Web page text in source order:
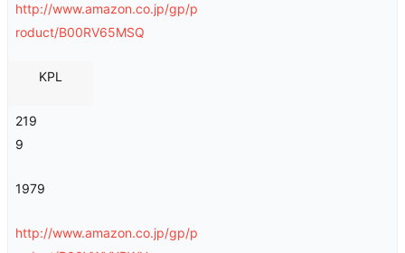
http://www.amazon.co.jp/gp/p
roduct/B00RV65MSQ
KPL
219
9
1979
http://www.amazon.co.jp/gp/p